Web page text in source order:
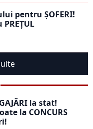
pentru ȘOFERI!
la stat!
la CONCURS